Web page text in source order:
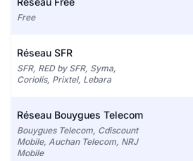
Free
Réseau SFR
SFR, RED by SFR, Syma,
Coriolis, Prixtel, Lebara
Réseau Bouygues Telecom
Bouygues Telecom, Cdiscount
Mobile, Auchan Telecom, NRJ
Mobile